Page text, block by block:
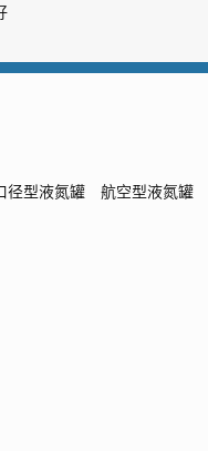
径型液氮罐
航空型液氮罐